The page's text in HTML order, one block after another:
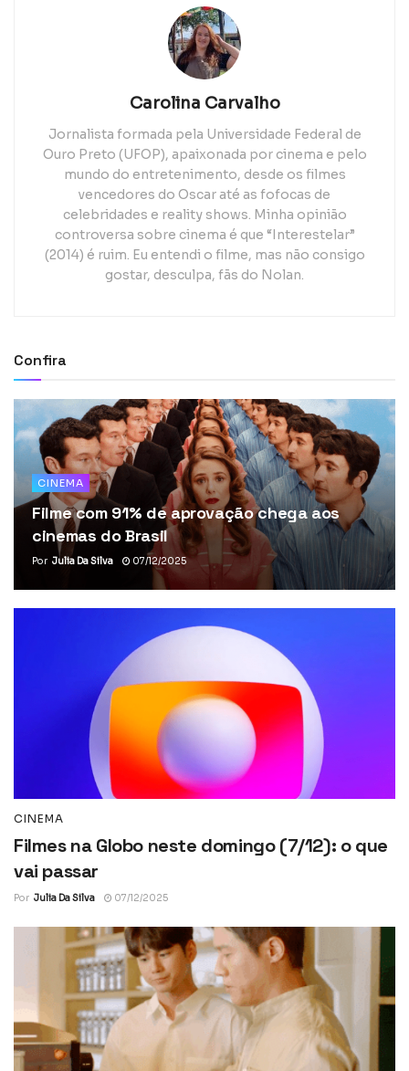
Carolina Carvalho
Jornalista formada pela Universidade Federal de
Ouro Preto (UFOP), apaixonada por cinema e pelo
mundo do entretenimento, desde os filmes
vencedores do Oscar até as fofocas de
celebridades e reality shows. Minha opinião
controversa sobre cinema é que “Interestelar”
(2014) é ruim. Eu entendi o filme, mas não consigo
gostar, desculpa, fãs do Nolan.
Confira
CINEMA
Filme com 91% de aprovação chega aos
cinemas do Brasil
Por Julia Da Silva 07/12/2025
CINEMA
Filmes na Globo neste domingo (7/12): o que
vai passar
Por Julia Da Silva 07/12/2025